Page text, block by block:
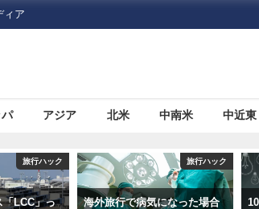
ィア
アジア 北米 中南米 中近東
旅行ハック
「LCC」っ
旅行ハック
海外旅行で病気になった場合